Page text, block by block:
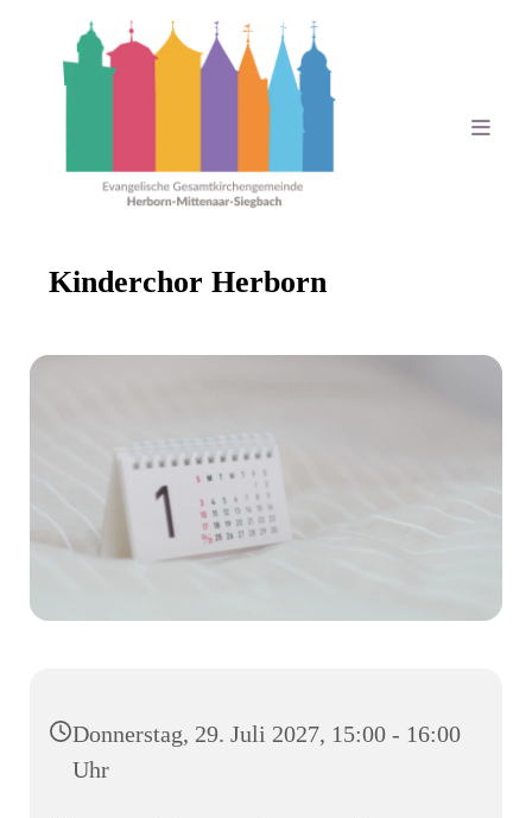
Kinderchor Herborn
Donnerstag, 29. Juli 2027, 15:00 - 16:00
Uhr